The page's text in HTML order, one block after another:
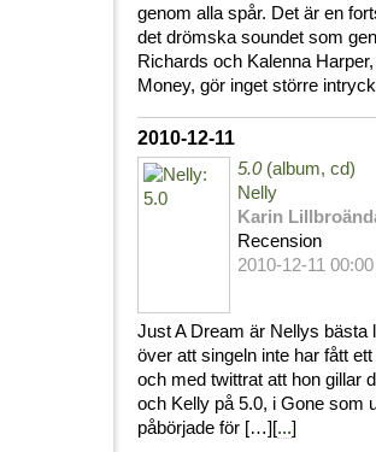
genom alla spår. Det är en
det drömska soundet som
Richards och Kalenna
Money, gör inget större
2010-12-11
5.0(album, cd)
Nelly
Karin
Recension
2010-12-11 00:00
Just A Dream är Nellys bästa
över att singeln inte har fått
och med twittrat att hon gillar
och Kelly på 5.0, i Gone som
påbörjade för […][...]